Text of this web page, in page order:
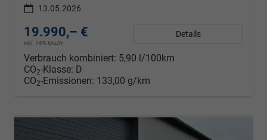
13.05.2026
19.990,– €
inkl. 19% MwSt.
Details
Verbrauch kombiniert: 5,90 l/100km
CO2-Klasse: D
CO2-Emissionen: 133,00 g/km